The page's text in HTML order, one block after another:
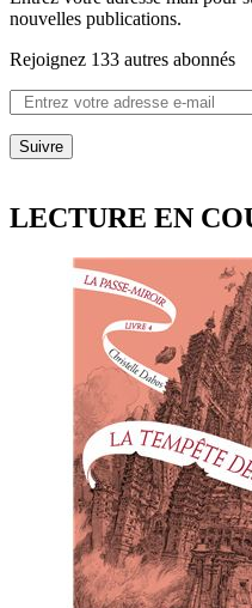
nouvelles publications.
Rejoignez 133 autres abonnés
Suivre
LECTURE EN